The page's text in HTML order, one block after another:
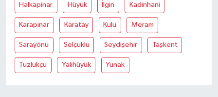
Halkapinar Hüyük İlgin Kadinhani
Karapinar Karatay Kulu Meram
Sarayönü Selçuklu Seydişehir Taşkent
Tuzlukçu Yalihüyük Yunak